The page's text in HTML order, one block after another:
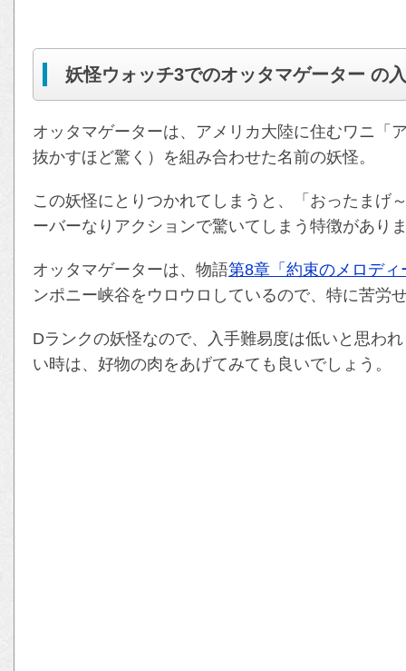
妖怪ウォッチ3でのオッタマゲーター の
オッタマゲーターは、アメリカ大陸に住むワニ「
抜かすほど驚く）を組み合わせた名前の妖怪。
この妖怪にとりつかれてしまうと、「おったまげ
ーバーなりアクションで驚いてしまう特徴があり
オッタマゲーターは、物語第8章「約束のメロデ
ンポニー峡谷をウロウロしているので、特に苦労
Dランクの妖怪なので、入手難易度は低いと思わ
い時は、好物の肉をあげてみても良いでしょう。